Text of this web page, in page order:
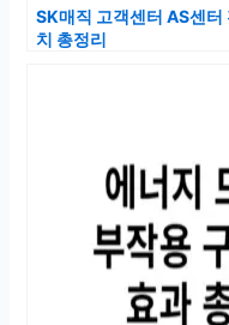
SK매직 고객센터 AS센터
치 총정리